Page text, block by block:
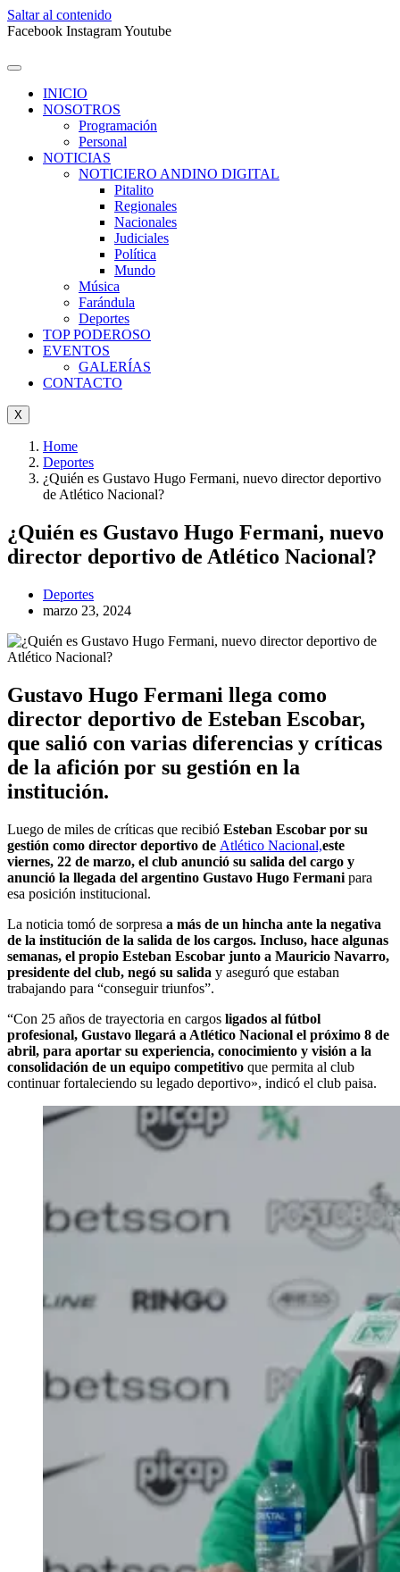
Saltar al contenido
Facebook InstagramYoutube
INICIO
NOSOTROS
Programación
Personal
NOTICIAS
NOTICIERO ANDINO DIGITAL
Pitalito
Regionales
Nacionales
Judiciales
Política
Mundo
Música
Farándula
Deportes
TOP PODEROSO
EVENTOS
GALERÍAS
CONTACTO
X
Home
Deportes
¿Quién es Gustavo Hugo Fermani, nuevo director deportivo
de Atlético Nacional?
¿Quién es Gustavo Hugo Fermani, nuevo
director deportivo de Atlético Nacional?
Deportes
marzo 23, 2024
Gustavo Hugo Fermani llega como
director deportivo de Esteban Escobar,
que salió con varias diferencias y críticas
de la afición por su gestión en la
institución.
Luego de miles de críticas que recibió Esteban Escobar por su
gestión como director deportivo de Atlético Nacional,este
viernes, 22 de marzo, el club anunció su salida del cargo y
anunció la llegada del argentino Gustavo Hugo Fermani para
esa posición institucional.
La noticia tomó de sorpresa a más de un hincha ante la negativa
de la institución de la salida de los cargos. Incluso, hace algunas
semanas, el propio Esteban Escobar junto a Mauricio Navarro,
presidente del club, negó su salida y aseguró que estaban
trabajando para “conseguir triunfos”.
“Con 25 años de trayectoria en cargos ligados al fútbol
profesional, Gustavo llegará a Atlético Nacional el próximo 8 de
abril, para aportar su experiencia, conocimiento y visión a la
consolidación de un equipo competitivo que permita al club
continuar fortaleciendo su legado deportivo», indicó el club paisa.